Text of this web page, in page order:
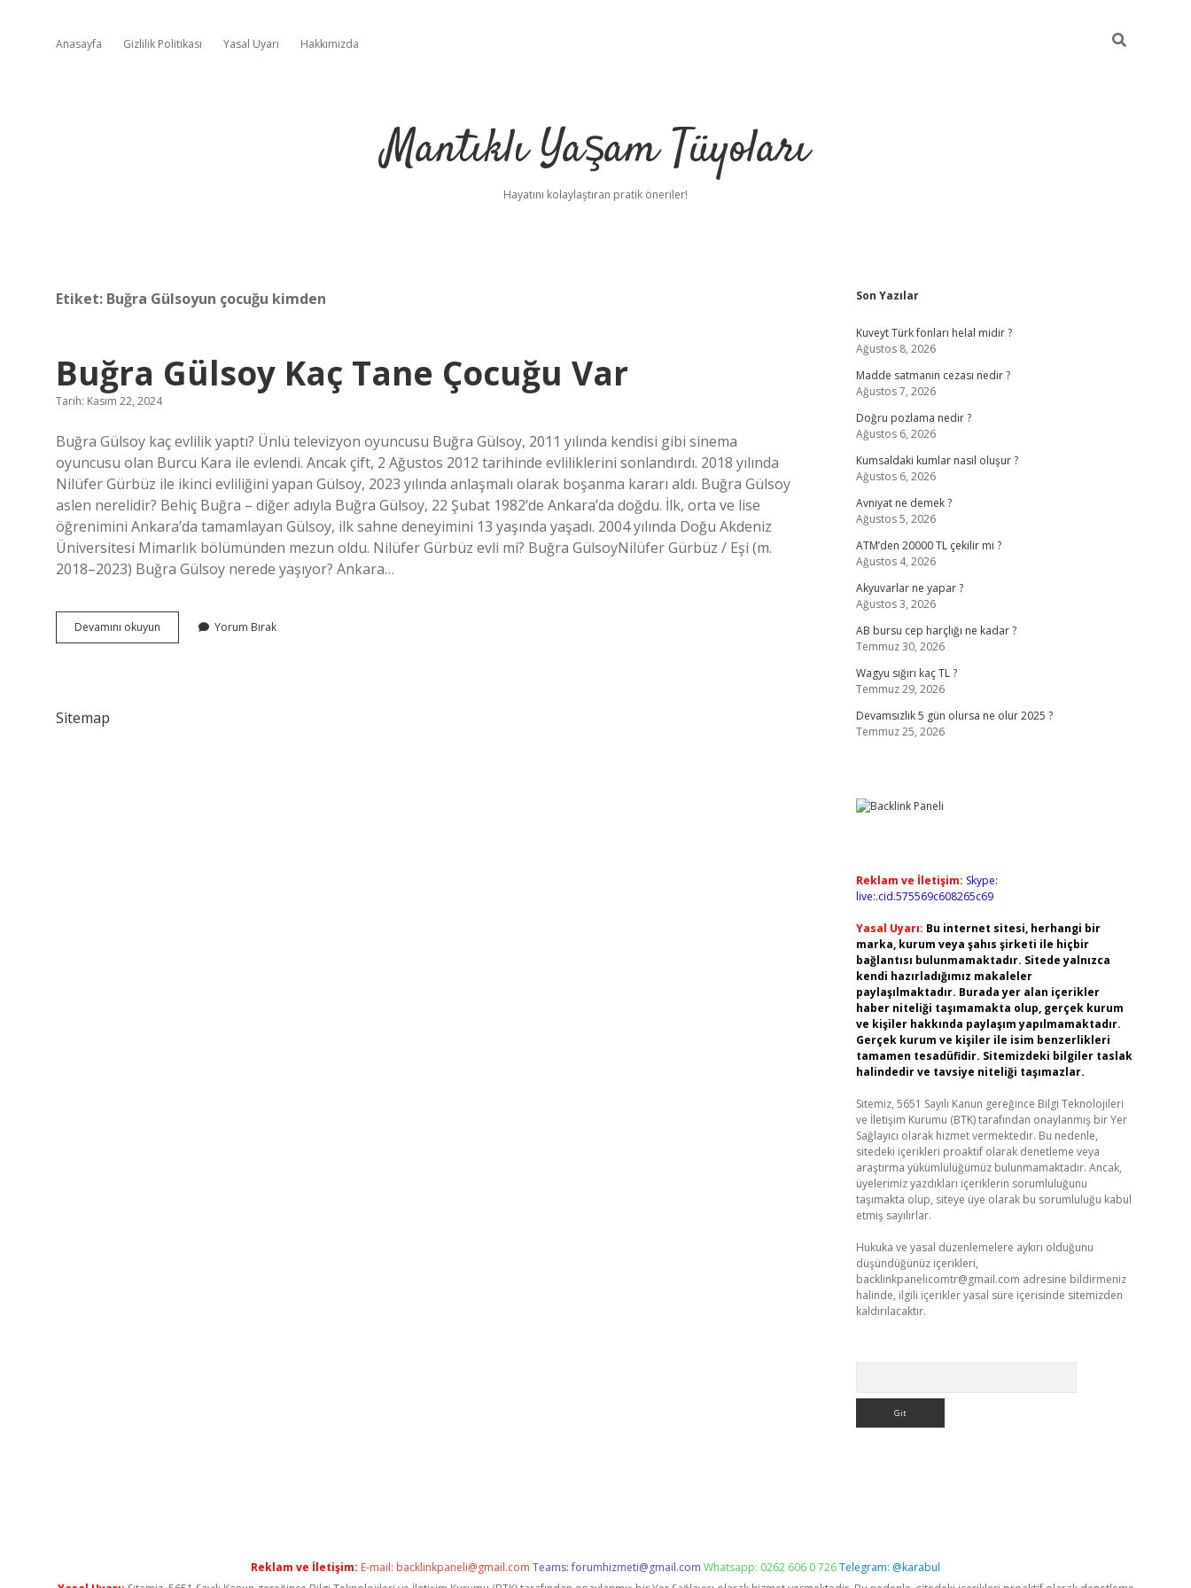
Anasayfa Gizlilik Politikası Yasal Uyarı Hakkımızda
Mantıklı Yaşam Tüyoları
Hayatını kolaylaştıran pratik öneriler!
Etiket: Buğra Gülsoyun çocuğu kimden
Buğra Gülsoy Kaç Tane Çocuğu Var
Tarih: Kasım 22, 2024
Buğra Gülsoy kaç evlilik yaptı? Ünlü televizyon oyuncusu Buğra Gülsoy, 2011 yılında kendisi gibi sinema
oyuncusu olan Burcu Kara ile evlendi. Ancak çift, 2 Ağustos 2012 tarihinde evliliklerini sonlandırdı. 2018 yılında
Nilüfer Gürbüz ile ikinci evliliğini yapan Gülsoy, 2023 yılında anlaşmalı olarak boşanma kararı aldı. Buğra Gülsoy
aslen nerelidir? Behiç Buğra – diğer adıyla Buğra Gülsoy, 22 Şubat 1982’de Ankara’da doğdu. İlk, orta ve lise
öğrenimini Ankara’da tamamlayan Gülsoy, ilk sahne deneyimini 13 yaşında yaşadı. 2004 yılında Doğu Akdeniz
Üniversitesi Mimarlık bölümünden mezun oldu. Nilüfer Gürbüz evli mi? Buğra GülsoyNilüfer Gürbüz / Eşi (m.
2018–2023) Buğra Gülsoy nerede yaşıyor? Ankara…
Devamını okuyun
Gülsoy
Yorum Bırak
Sitemap
Sidebar
Son Yazılar
Kuveyt Türk fonları helal midir ?
Ağustos 8, 2026
Madde satmanın cezası nedir ?
Ağustos 7, 2026
Doğru pozlama nedir ?
Ağustos 6, 2026
Kumsaldaki kumlar nasıl oluşur ?
Ağustos 6, 2026
Avniyat ne demek ?
Ağustos 5, 2026
ATM’den 20000 TL çekilir mi ?
Ağustos 4, 2026
Akyuvarlar ne yapar ?
Ağustos 3, 2026
AB bursu cep harçlığı ne kadar ?
Temmuz 30, 2026
Wagyu sığırı kaç TL ?
Temmuz 29, 2026
Devamsızlık 5 gün olursa ne olur 2025 ?
Temmuz 25, 2026
Reklam ve İletişim: Skype:
live:.cid.575569c608265c69
Yasal Uyarı: Bu internet sitesi, herhangi bir
marka, kurum veya şahıs şirketi ile hiçbir
bağlantısı bulunmamaktadır. Sitede yalnızca
kendi hazırladığımız makaleler
paylaşılmaktadır. Burada yer alan içerikler
haber niteliği taşımamakta olup, gerçek kurum
ve kişiler hakkında paylaşım yapılmamaktadır.
Gerçek kurum ve kişiler ile isim benzerlikleri
tamamen tesadüfidir. Sitemizdeki bilgiler taslak
halindedir ve tavsiye niteliği taşımazlar.
Sitemiz, 5651 Sayılı Kanun gereğince Bilgi Teknolojileri
ve İletişim Kurumu (BTK) tarafından onaylanmış bir Yer
Sağlayıcı olarak hizmet vermektedir. Bu nedenle,
sitedeki içerikleri proaktif olarak denetleme veya
araştırma yükümlülüğümüz bulunmamaktadır. Ancak,
üyelerimiz yazdıkları içeriklerin sorumluluğunu
taşımakta olup, siteye üye olarak bu sorumluluğu kabul
etmiş sayılırlar.
Hukuka ve yasal düzenlemelere aykırı olduğunu
düşündüğünüz içerikleri,
backlinkpanelicomtr@gmail.com adresine bildirmeniz
halinde, ilgili içerikler yasal süre içerisinde sitemizden
kaldırılacaktır.
Reklam ve İletişim: E-mail: backlinkpaneli@gmail.com Teams:forumhizmeti@gmail.com Whatsapp: 0262 606 0 726Telegram: @karabul